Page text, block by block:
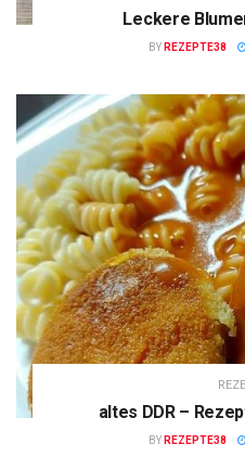
Leckere
BY REZEPTE38
altes DDR –
BY REZEPTE38